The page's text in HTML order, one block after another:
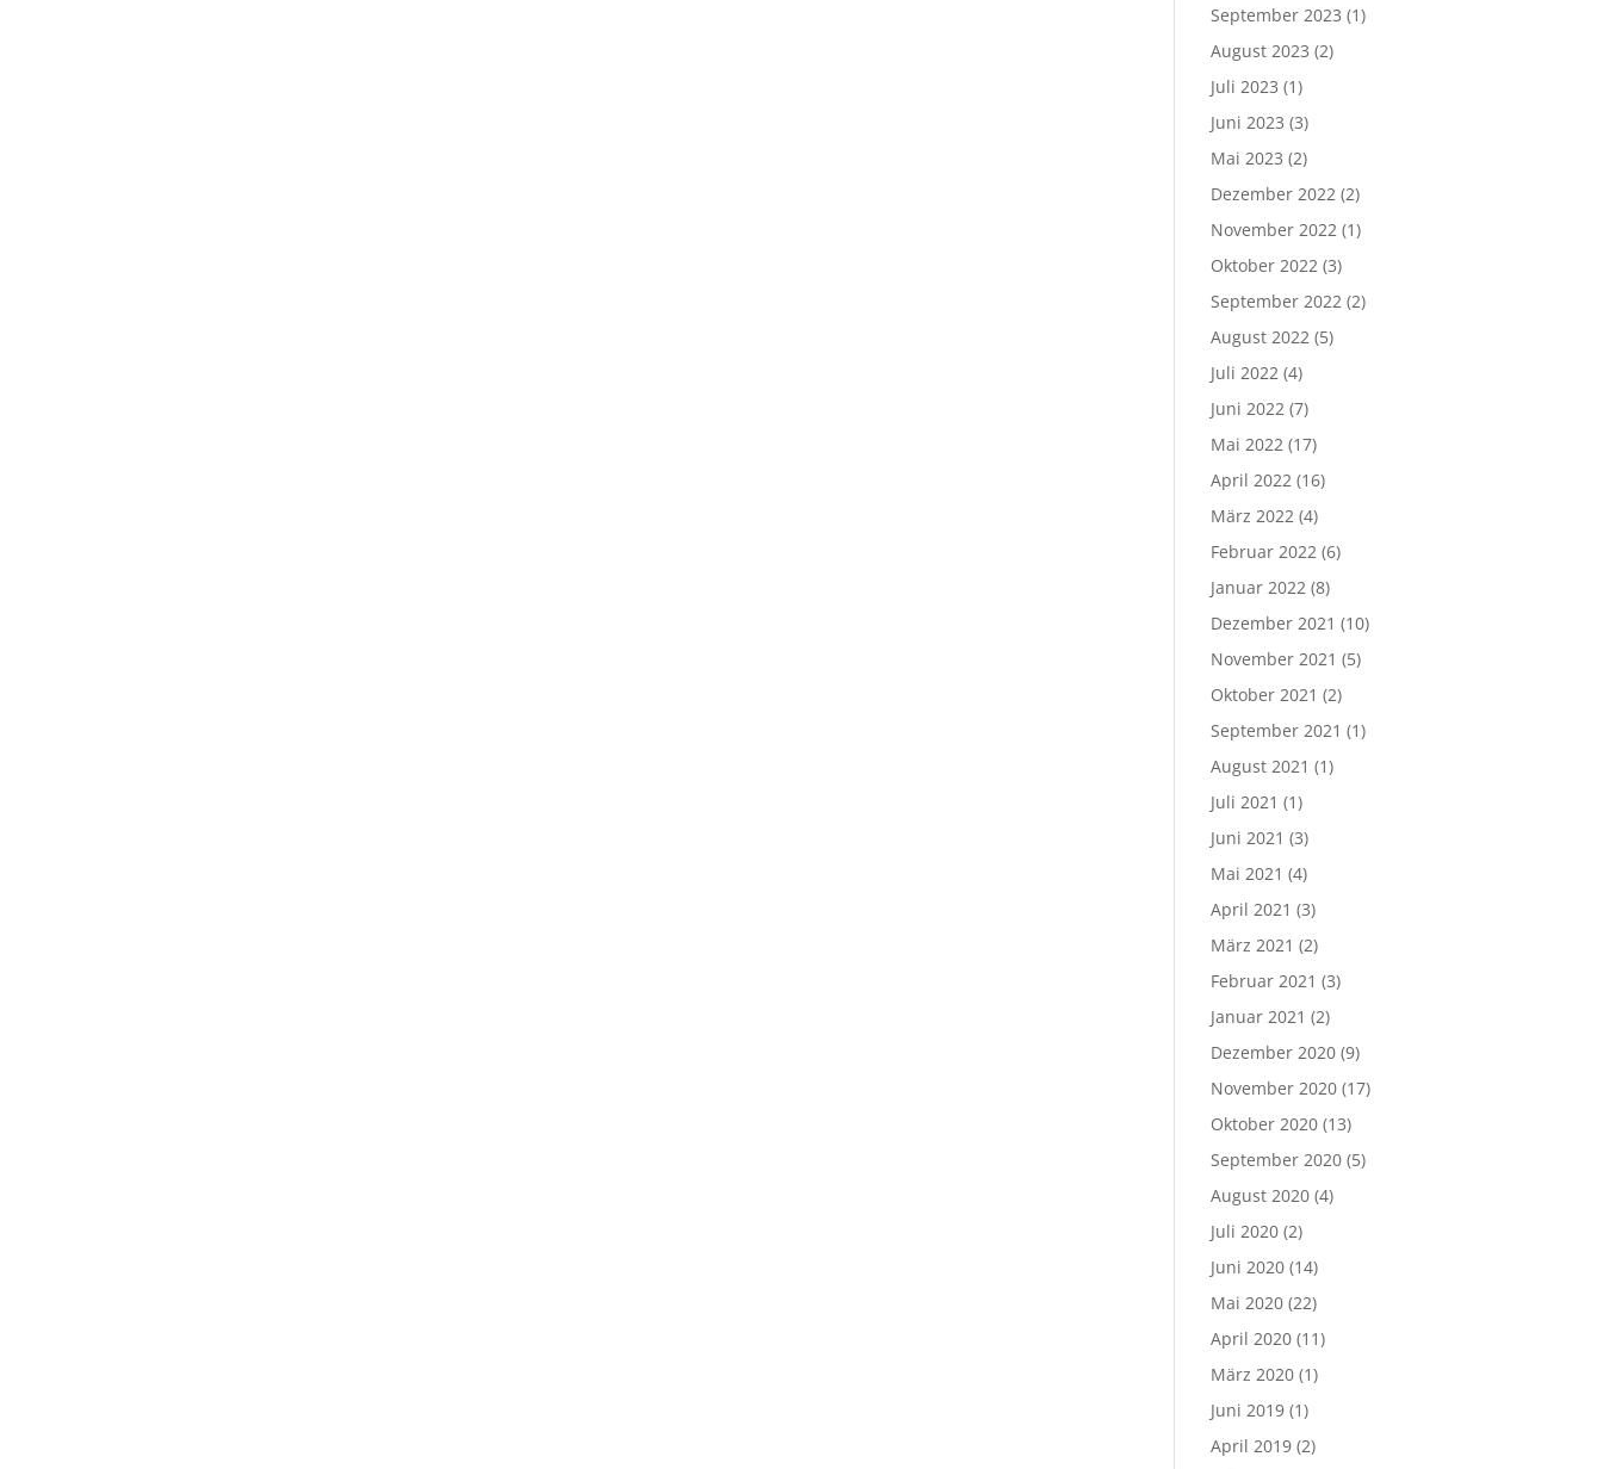
September 2023 (1)
August 2023 (2)
Juli 2023 (1)
Juni 2023 (3)
Mai 2023 (2)
Dezember 2022 (2)
November 2022 (1)
Oktober 2022 (3)
September 2022 (2)
August 2022 (5)
Juli 2022 (4)
Juni 2022 (7)
Mai 2022 (17)
April 2022 (16)
März 2022 (4)
Februar 2022 (6)
Januar 2022 (8)
Dezember 2021 (10)
November 2021 (5)
Oktober 2021 (2)
September 2021 (1)
August 2021 (1)
Juli 2021 (1)
Juni 2021 (3)
Mai 2021 (4)
April 2021 (3)
März 2021 (2)
Februar 2021 (3)
Januar 2021 (2)
Dezember 2020 (9)
November 2020 (17)
Oktober 2020 (13)
September 2020 (5)
August 2020 (4)
Juli 2020 (2)
Juni 2020 (14)
Mai 2020 (22)
April 2020 (11)
März 2020 (1)
Juni 2019 (1)
April 2019 (2)